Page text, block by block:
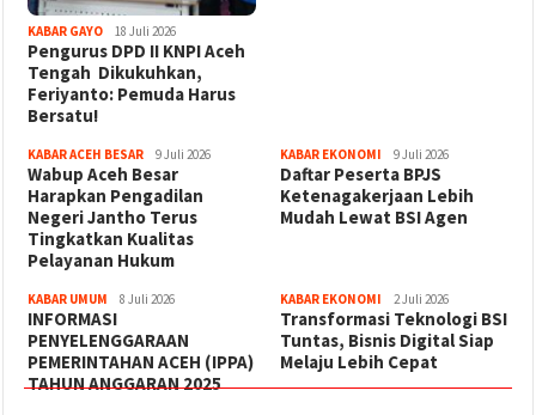
KABAR GAYO 18 Juli 2026
‎Pengurus DPD II KNPI Aceh
Tengah Dikukuhkan,
Feriyanto: Pemuda Harus
Bersatu!
KABAR ACEH BESAR 9 Juli 2026
Wabup Aceh Besar
Harapkan Pengadilan
Negeri Jantho Terus
Tingkatkan Kualitas
Pelayanan Hukum
KABAR EKONOMI 9 Juli 2026
Daftar Peserta BPJS
Ketenagakerjaan Lebih
Mudah Lewat BSI Agen
KABAR UMUM 8 Juli 2026
INFORMASI
PENYELENGGARAAN
PEMERINTAHAN ACEH (IPPA)
TAHUN ANGGARAN 2025
KABAR EKONOMI 2 Juli 2026
Transformasi Teknologi BSI
Tuntas, Bisnis Digital Siap
Melaju Lebih Cepat